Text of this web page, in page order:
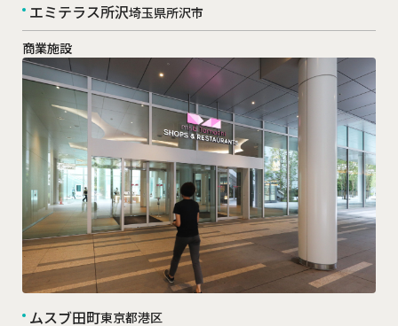
エミテラス所沢埼玉県所沢市
商業施設
ムスブ田町東京都港区